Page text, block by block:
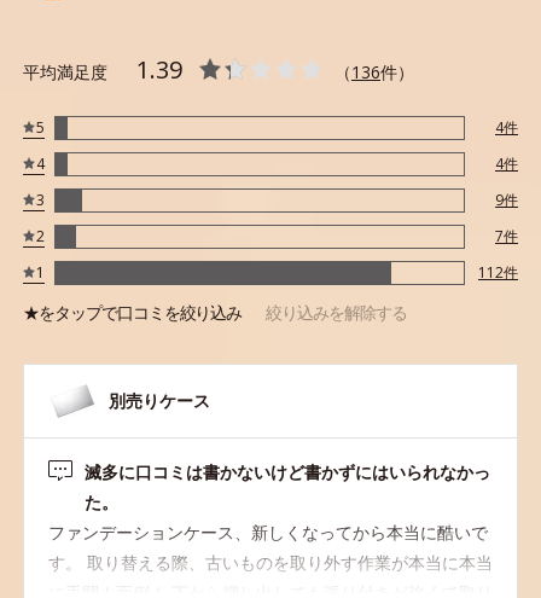
*2 ジメチコン ビニルジメチコン クロスポリマー、アルミナ
※アレルギーテスト済＝全ての方にアレルギーが起こらないという
ことではありません。
平均満足度 1.39 （136件）
5 4件
4
4件
3
9件
2
7件
1
112件
★をタップで口コミを絞り込み 絞り込みを解除する
別売りケース
滅多に口コミは書かないけど書かずにはいられなかっ
た。
ファンデーションケース、新しくなってから本当に酷いで
す。 取り替える際、古いものを取り外す作業が本当に本当